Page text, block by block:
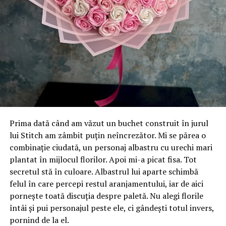
URMATORUL
„Simtiti si voi? Daca nu simtit sunteti niste PSD-isti!
Huo! Eu simt!” – Ziarul Incisiv de Prahova
Gestionarea neadecvată a deşeurilor, o problemă uriaşă!
Schimbările climatice ne afectează pe toţi – Capital |
BuzauAZI
Prima dată când am văzut un buchet construit în jurul
lui Stitch am zâmbit puțin neîncrezător. Mi se părea o
combinație ciudată, un personaj albastru cu urechi mari
plantat în mijlocul florilor. Apoi mi-a picat fisa. Tot
secretul stă în culoare. Albastrul lui aparte schimbă
felul în care percepi restul aranjamentului, iar de aici
pornește toată discuția despre paletă. Nu alegi florile
întâi și pui personajul peste ele, ci gândești totul invers,
pornind de la el.